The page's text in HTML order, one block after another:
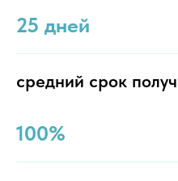
25 дней
средний срок
100%